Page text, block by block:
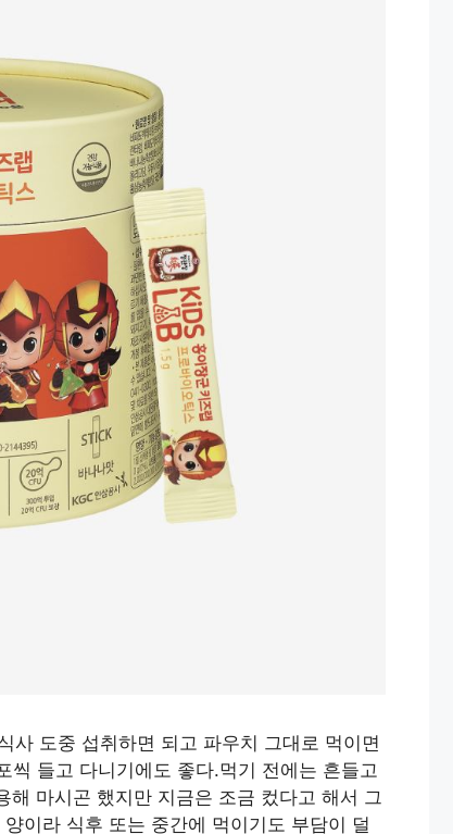
도중 섭취하면 되고 파우치 그대로 먹이면
씩 들고 다니기에도 좋다.먹기 전에는 흔들고
마시곤 했지만 지금은 조금 컸다고 해서 그
이라 식후 또는 중간에 먹이기도 부담이 덜